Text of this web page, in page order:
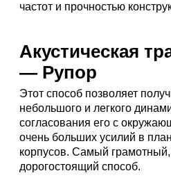
частот и прочностью
Акустическая
— Рупор
Этот способ позволяет
небольшого и легкого
согласования его с
очень больших усилий в
корпусов. Самый
дорогостоящий способ.